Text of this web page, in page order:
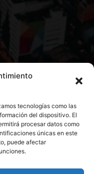
tecnologías como las
del dispositivo. El
procesar datos como
únicas en este
puede afectar